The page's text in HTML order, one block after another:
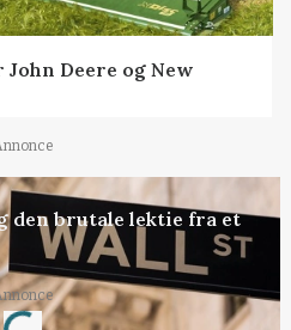
Deere og New
den brutale lektie fra et